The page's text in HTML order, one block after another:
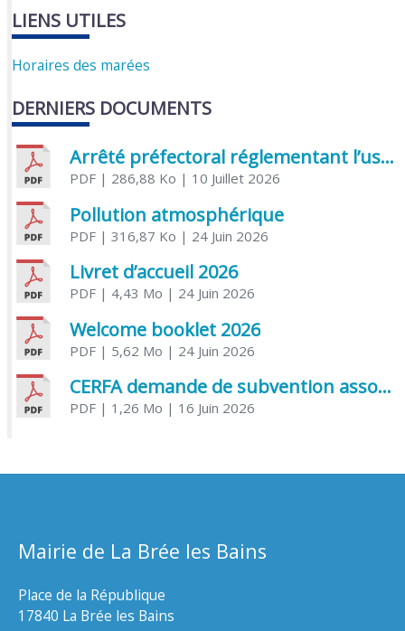
LIENS UTILES
Horaires des marées
DERNIERS DOCUMENTS
Arrêté préfectoral réglementant l’usage de l’eau
PDF| 286,88 Ko | 10 Juillet 2026
Pollution atmosphérique
PDF| 316,87 Ko | 24 Juin 2026
Livret d’accueil 2026
PDF| 4,43 Mo | 24 Juin 2026
Welcome booklet 2026
PDF| 5,62 Mo | 24 Juin 2026
CERFA demande de subvention association
PDF| 1,26 Mo | 16 Juin 2026
Mairie de La Brée les Bains
Place de la République
17840 La Brée les Bains